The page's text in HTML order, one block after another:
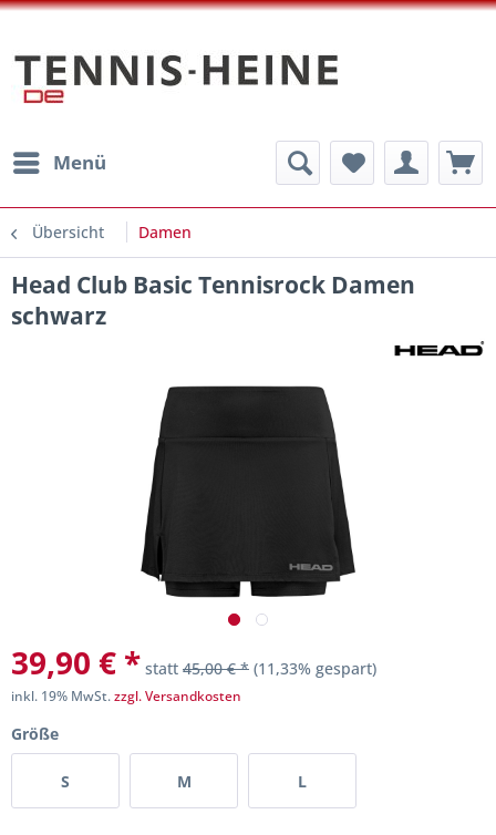
Menü
Übersicht Damen
Head Club Basic Tennisrock Damen
schwarz
39,90 € * statt 45,00 € * (11,33% gespart)
inkl. 19% MwSt.zzgl. Versandkosten
Größe
S M L